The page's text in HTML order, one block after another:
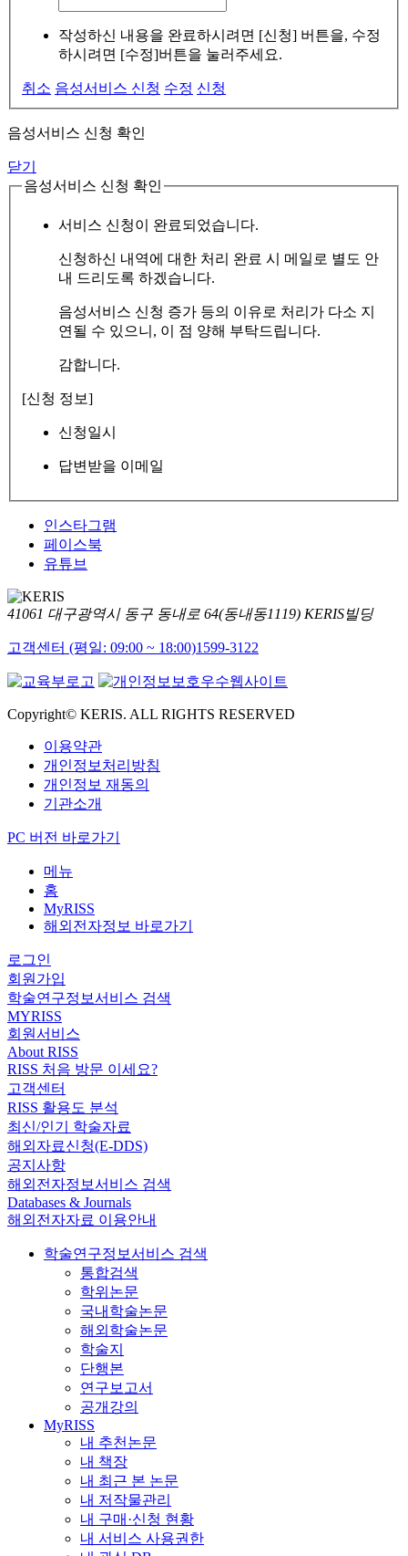
작성하신 내용을 완료하시려면 [신청] 버튼을, 수정
하시려면 [수정]버튼을 눌러주세요.
취소 음성서비스 신청 수정 신청
음성서비스 신청 확인
닫기
음성서비스 신청 확인
서비스 신청이 완료되었습니다.
신청하신 내역에 대한 처리 완료 시 메일로 별도 안
내 드리도록 하겠습니다.
음성서비스 신청 증가 등의 이유로 처리가 다소 지
연될 수 있으니, 이 점 양해 부탁드립니다.
감합니다.
[신청 정보]
신청일시
답변받을 이메일
인스타그램
페이스북
유튜브
41061 대구광역시 동구 동내로 64(동내동1119) KERIS빌딩
고객센터 (평일: 09:00 ~ 18:00)1599-3122
Copyright© KERIS. ALL RIGHTS RESERVED
이용약관
개인정보처리방침
개인정보 재동의
기관소개
PC 버전 바로가기
메뉴
홈
MyRISS
해외전자정보 바로가기
로그인
회원가입
학술연구정보서비스 검색
MYRISS
회원서비스
About RISS
RISS 처음 방문 이세요?
고객센터
RISS 활용도 분석
최신/인기 학술자료
해외자료신청(E-DDS)
공지사항
해외전자정보서비스 검색
Databases & Journals
해외전자자료 이용안내
학술연구정보서비스 검색
통합검색
학위논문
국내학술논문
해외학술논문
학술지
단행본
연구보고서
공개강의
MyRISS
내 추천논문
내 책장
내 최근 본 논문
내 저작물관리
내 구매·신청 현황
내 서비스 사용권한